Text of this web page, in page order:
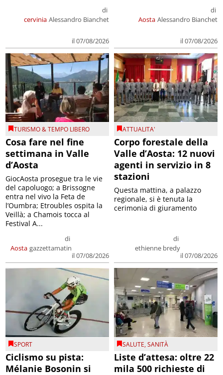
cervinia
di
Alessandro Bianchet
il 07/08/2026
Aosta
di
Alessandro Bianchet
il 07/08/2026
TURISMO & TEMPO LIBERO
Cosa fare nel fine
settimana in Valle
d’Aosta
Aosta
di
gazzettamatin
il 07/08/2026
GiocAosta prosegue tra le vie
del capoluogo; a Brissogne
entra nel vivo la Feta de
l’Oumbra; Etroubles ospita la
Veillà; a Chamois tocca al
Festival A...
ATTUALITA'
Corpo forestale della
Valle d’Aosta: 12 nuovi
agenti in servizio in 8
stazioni
di
ethienne bredy
il 07/08/2026
Questa mattina, a palazzo
regionale, si è tenuta la
cerimonia di giuramento
SPORT
Ciclismo su pista:
Mélanie Bosonin si
SALUTE,SANITÀ
Liste d’attesa: oltre 22
mila 500 richieste di